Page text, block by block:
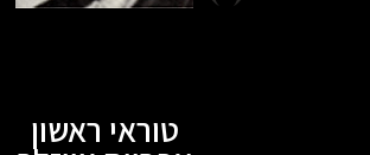
טוראי ראשון